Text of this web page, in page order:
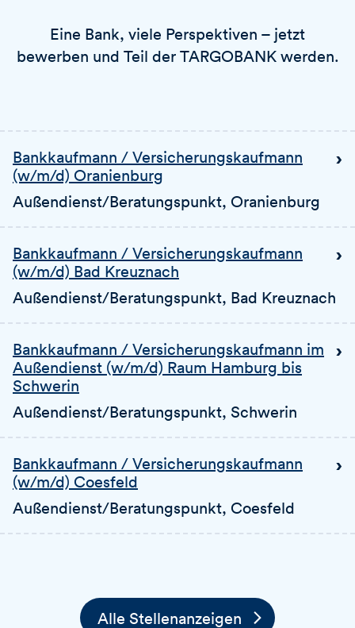
Eine Bank, viele Perspektiven – jetzt
bewerben und Teil der TARGOBANK werden.
Bankkaufmann / Versicherungskaufmann
(w/m/d) Oranienburg
Außendienst/Beratungspunkt, Oranienburg
Bankkaufmann / Versicherungskaufmann
(w/m/d) Bad Kreuznach
Außendienst/Beratungspunkt, Bad Kreuznach
Bankkaufmann / Versicherungskaufmann im
Außendienst (w/m/d) Raum Hamburg bis
Schwerin
Außendienst/Beratungspunkt, Schwerin
Bankkaufmann / Versicherungskaufmann
(w/m/d) Coesfeld
Außendienst/Beratungspunkt, Coesfeld
Alle Stellenanzeigen